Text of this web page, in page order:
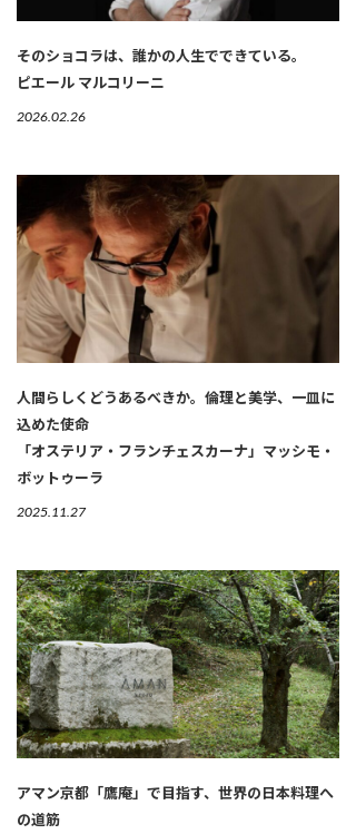
そのショコラは、誰かの人生でできている。
ピエール マルコリーニ
2026.02.26
人間らしくどうあるべきか。倫理と美学、一皿に
込めた使命
「オステリア・フランチェスカーナ」マッシモ・
ボットゥーラ
2025.11.27
アマン京都「鷹庵」で目指す、世界の日本料理へ
の道筋